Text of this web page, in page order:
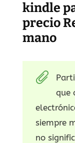
kindle
precio
mano
que
siempre
no